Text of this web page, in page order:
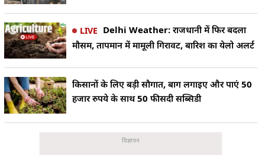
LIVE Delhi Weather: राजधानी में फिर बदला
मौसम, तापमान में मामूली गिरावट, बारिश का येलो अलर्ट
किसानों के लिए बड़ी सौगात, बाग लगाइए और पाएं 50
हजार रुपये के साथ 50 फीसदी सब्सिडी